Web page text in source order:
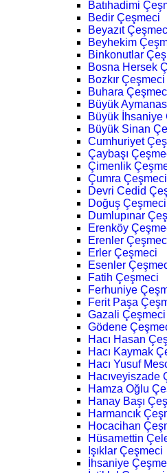
Batıhadimi
Bedir Çeşmeci
Beyazıt
Beyhekim
Binkonutlar
Bosna Hersek
Bozkır Çeşmeci
Buhara
Büyük
Büyük İhsaniye
Büyük Sinan
Cumhuriyet
Çaybaşı
Çimenlik
Çumra Çeşmeci
Devri Cedid
Doğuş Çeşmeci
Dumlupınar
Erenköy
Erenler
Erler Çeşmeci
Esenler
Fatih Çeşmeci
Ferhuniye
Ferit Paşa
Gazali Çeşmeci
Gödene
Hacı Hasan
Hacı Kaymak
Hacı Yusuf
Hacıveyiszade
Hamza Oğlu
Hanay Başı
Harmancık
Hocacihan
Hüsamettin
Işıklar Çeşmeci
İhsaniye